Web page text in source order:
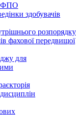
ФПО
здобувачів
розпорядку
фахової передвищої
для